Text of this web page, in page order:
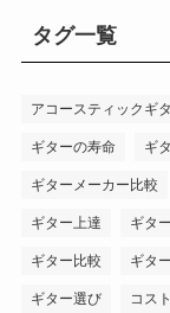
タグ一覧
アコースティックギ
ギターの寿命 ギ
ギターメーカー比較
ギター上達 ギタ
ギター比較 ギタ
ギター選び コス